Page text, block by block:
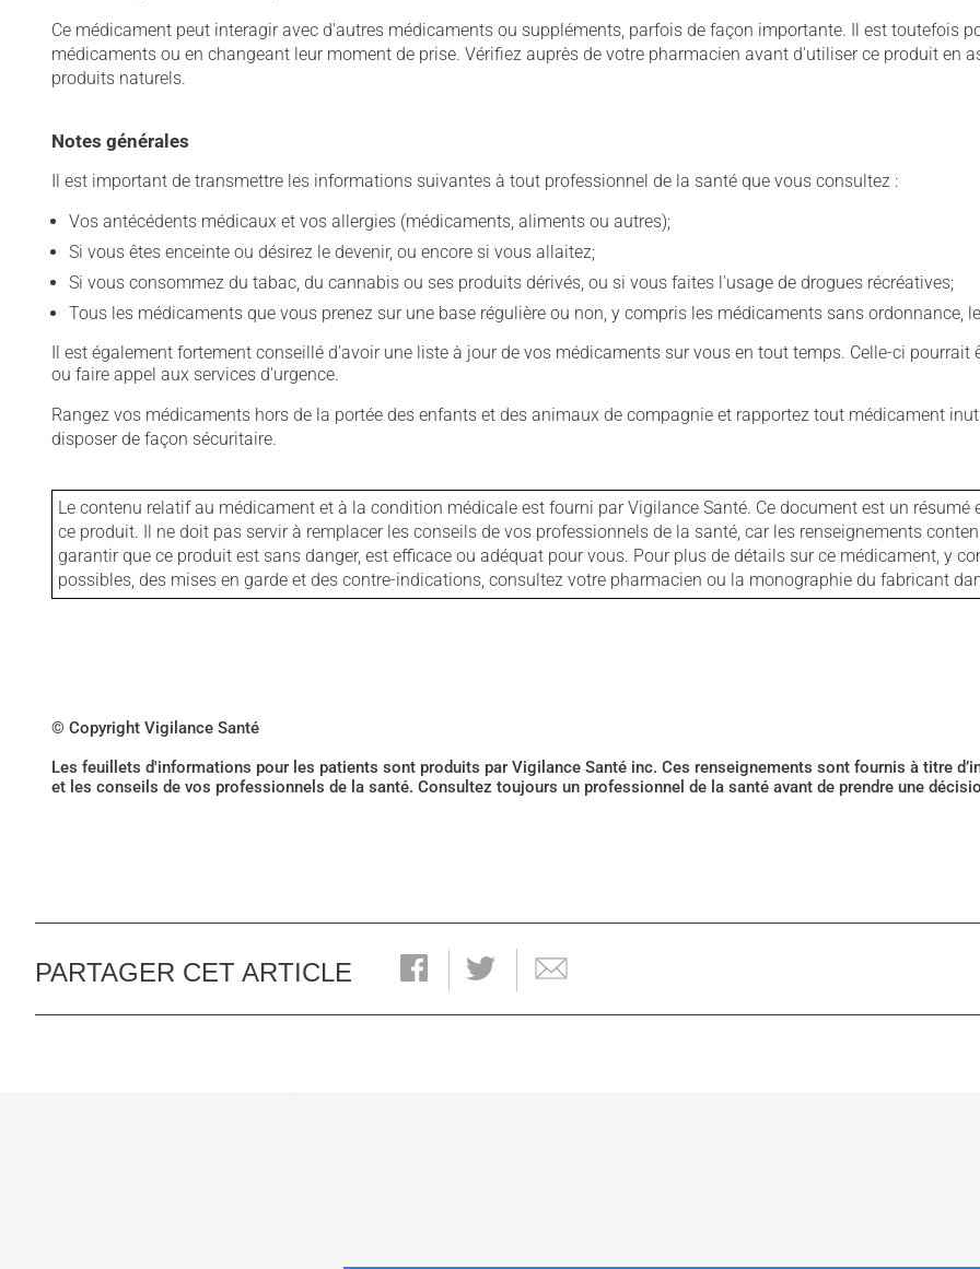
Ce médicament peut interagir avec d'autres médicaments ou suppléments, parfois de façon importante. Il est toutefois
médicaments ou en changeant leur moment de prise. Vérifiez auprès de votre pharmacien avant d'utiliser ce produit en
produits naturels.
Notes générales
Il est important de transmettre les informations suivantes à tout professionnel de la santé que vous consultez :
Vos antécédents médicaux et vos allergies (médicaments, aliments ou autres);
Si vous êtes enceinte ou désirez le devenir, ou encore si vous allaitez;
Si vous consommez du tabac, du cannabis ou ses produits dérivés, ou si vous faites l'usage de drogues récréatives;
Tous les médicaments que vous prenez sur une base régulière ou non, y compris les médicaments sans ordonnance,
Il est également fortement conseillé d'avoir une liste à jour de vos médicaments sur vous en tout temps. Celle-ci
ou faire appel aux services d'urgence.
Rangez vos médicaments hors de la portée des enfants et des animaux de compagnie et rapportez tout médicament
disposer de façon sécuritaire.
Le contenu relatif au médicament et à la condition médicale est fourni par Vigilance Santé. Ce document est un
ce produit. Il ne doit pas servir à remplacer les conseils de vos professionnels de la santé, car les renseignements
garantir que ce produit est sans danger, est efficace ou adéquat pour vous. Pour plus de détails sur ce médicament, y
possibles, des mises en garde et des contre-indications, consultez votre pharmacien ou la monographie du fabricant
© Copyright Vigilance Santé
Les feuillets d'informations pour les patients sont produits par Vigilance Santé inc. Ces renseignements sont fournis à titre
et les conseils de vos professionnels de la santé. Consultez toujours un professionnel de la santé avant de prendre une
PARTAGER CET ARTICLE